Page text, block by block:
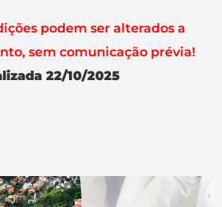
podem ser alterados a
sem comunicação prévia!
22/10/2025